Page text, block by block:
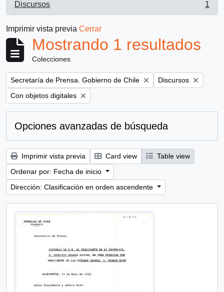
Discursos
, 1 resultados
1
Imprimir vista previa Cerrar
Mostrando 1 resultados
Colecciones
Remove filter:
Secretaría de Prensa. Gobierno de Chile Remove filter:
Discursos
Remove filter:
Con objetos digitales
Opciones avanzadas de búsqueda
Imprimir vista previa Card view
Table view
Ordenar por: Fecha de inicio
Dirección: Clasificación en orden ascendente